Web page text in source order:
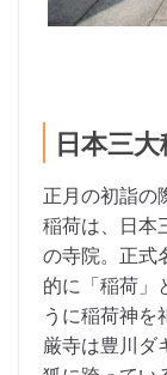
日本三
正月の初詣の
稲荷は、日本
の寺院。正式
的に「稲荷」
うに稲荷神を
厳寺は豊川ダ